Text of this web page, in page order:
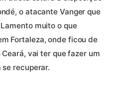
o atacante Vanger que
muito o que
Fortaleza, onde ficou de
vai ter que fazer um
recuperar.